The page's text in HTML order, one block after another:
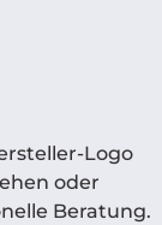
Logo
oder
Beratung.